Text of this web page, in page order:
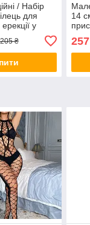
/ Набір
для
у
статевого
205 ₴
14